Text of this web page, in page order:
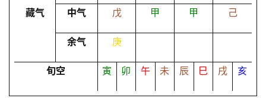
藏气 中气 戊 甲 甲 己
余气 庚
旬空 寅 卯 午 未 辰 巳 戌 亥